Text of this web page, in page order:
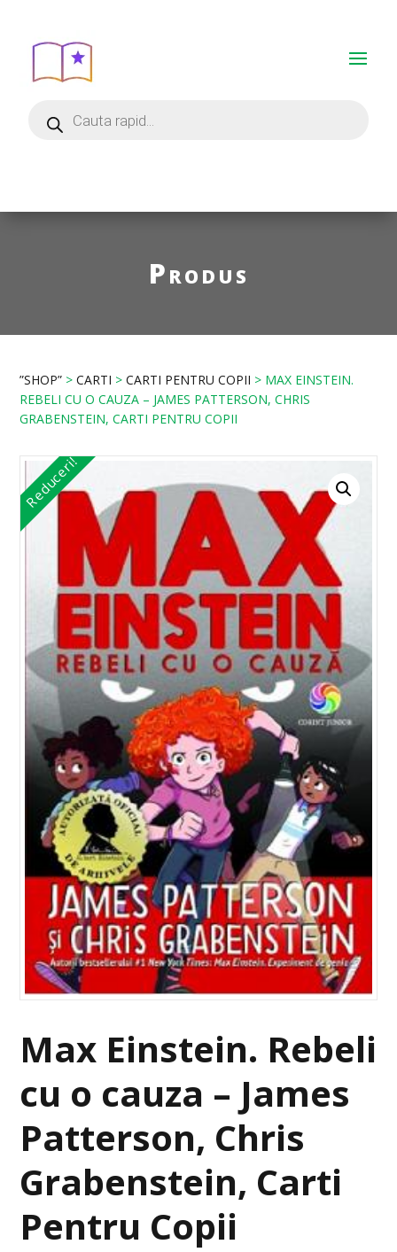
Produs
”SHOP” >CARTI >CARTI PENTRU COPII > MAX EINSTEIN.
REBELI CU O CAUZA – JAMES PATTERSON, CHRIS
GRABENSTEIN, CARTI PENTRU COPII
Reduceri!
Max Einstein. Rebeli
cu o cauza – James
Patterson, Chris
Grabenstein, Carti
Pentru Copii